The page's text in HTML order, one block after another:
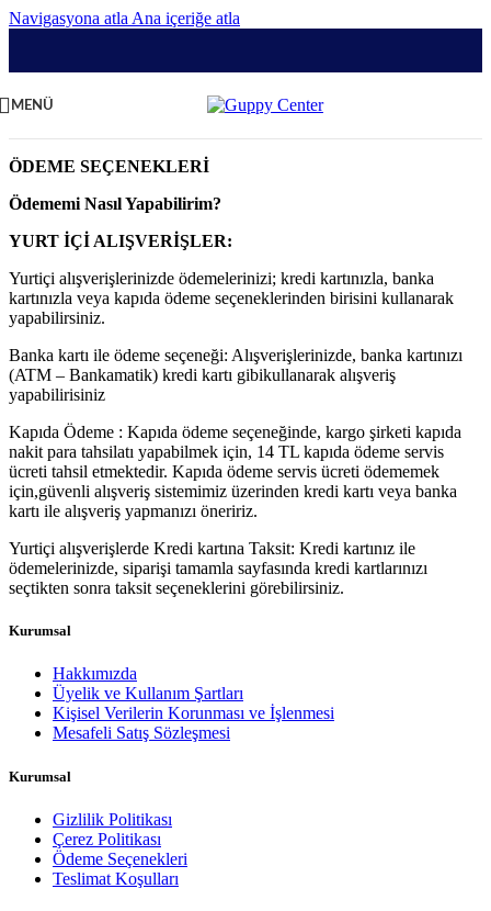
Navigasyona atla Ana içeriğe atla
MENÜ
ÖDEME SEÇENEKLERİ
Ödememi Nasıl Yapabilirim?
YURT İÇİ ALIŞVERİŞLER:
Yurtiçi alışverişlerinizde ödemelerinizi; kredi kartınızla, banka
kartınızla veya kapıda ödeme seçeneklerinden birisini kullanarak
yapabilirsiniz.
Banka kartı ile ödeme seçeneği: Alışverişlerinizde, banka kartınızı
(ATM – Bankamatik) kredi kartı gibikullanarak alışveriş
yapabilirisiniz
Kapıda Ödeme : Kapıda ödeme seçeneğinde, kargo şirketi kapıda
nakit para tahsilatı yapabilmek için, 14 TL kapıda ödeme servis
ücreti tahsil etmektedir. Kapıda ödeme servis ücreti ödememek
için,güvenli alışveriş sistemimiz üzerinden kredi kartı veya banka
kartı ile alışveriş yapmanızı öneririz.
Yurtiçi alışverişlerde Kredi kartına Taksit: Kredi kartınız ile
ödemelerinizde, siparişi tamamla sayfasında kredi kartlarınızı
seçtikten sonra taksit seçeneklerini görebilirsiniz.
Kurumsal
Hakkımızda
Üyelik ve Kullanım Şartları
Kişisel Verilerin Korunması ve İşlenmesi
Mesafeli Satış Sözleşmesi
Kurumsal
Gizlilik Politikası
Çerez Politikası
Ödeme Seçenekleri
Teslimat Koşulları